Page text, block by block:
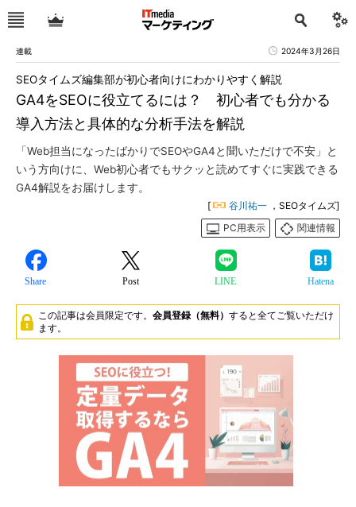
連載 2024年3月26日
GA4をSEOに役立てるには？ 初心者でも分かる
導入方法と具体的な分析手法を解説
SEOタイムズ編集部が初心者向けにわかりやすく解説
「Web担当になったばかりでSEOやGA4と聞いただけで不安」と
いう方向けに、Web初心者でもサクッと読めてすぐに実践できる
GA4解説をお届けします。
[ 谷川祐一 ，SEOタイムズ]
PC用表示
関連情報
Share Post LINE Hatena
この記事は会員限定です。 会員登録（無料） すると全てご覧いただけ
ます。